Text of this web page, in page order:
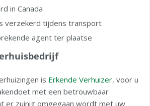
in Canada
verzekerd tijdens transport
agent ter plaatse
is Erkende Verhuizer, voor u
met een betrouwbaar
er zuinig omgegaan wordt met uw